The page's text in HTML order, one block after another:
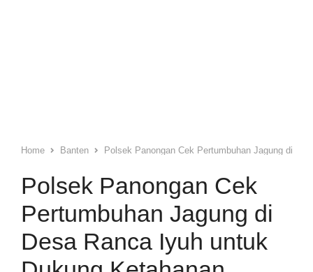
Home Banten Polsek Panongan Cek Pertumbuhan Jagung di
Polsek Panongan Cek
Pertumbuhan Jagung di
Desa Ranca Iyuh untuk